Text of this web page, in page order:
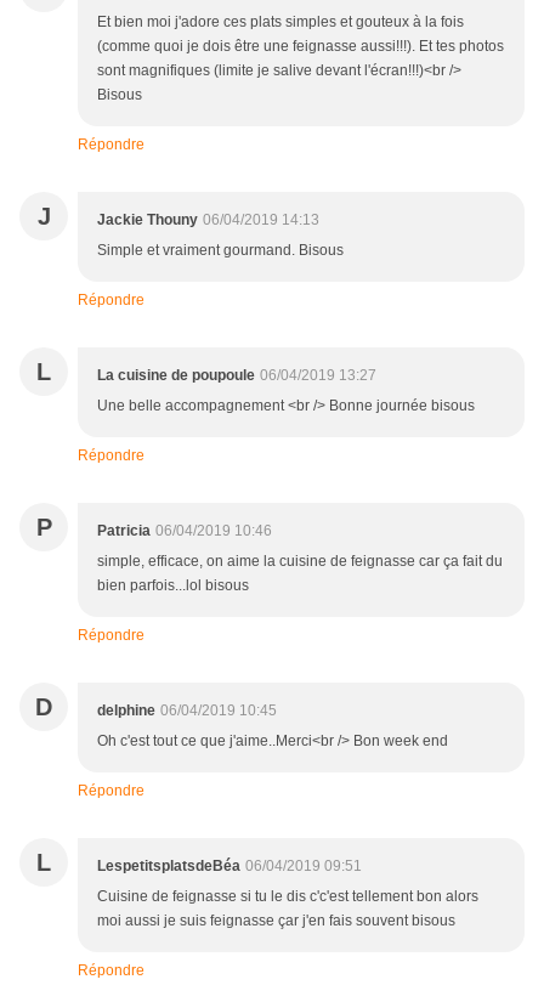
Et bien moi j'adore ces plats simples et gouteux à la fois
(comme quoi je dois être une feignasse aussi!!!). Et tes photos
sont magnifiques (limite je salive devant l'écran!!!)<br />
Bisous
Répondre
J Jackie Thouny 06/04/2019 14:13
Simple et vraiment gourmand. Bisous
Répondre
L La cuisine de poupoule 06/04/2019 13:27
Une belle accompagnement <br /> Bonne journée bisous
Répondre
P Patricia 06/04/2019 10:46
simple, efficace, on aime la cuisine de feignasse car ça fait du
bien parfois...lol bisous
Répondre
D delphine 06/04/2019 10:45
Oh c'est tout ce que j'aime..Merci<br /> Bon week end
Répondre
L LespetitsplatsdeBéa 06/04/2019 09:51
Cuisine de feignasse si tu le dis c'c'est tellement bon alors
moi aussi je suis feignasse çar j'en fais souvent bisous
Répondre